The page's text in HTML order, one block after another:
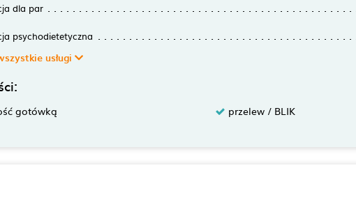
dla par
psychodietetyczna
usługi
gotówką przelew / BLIK